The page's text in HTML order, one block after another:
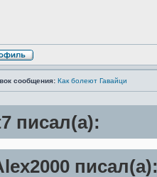
сообщения: Как болеют Гавайци
писал(а):